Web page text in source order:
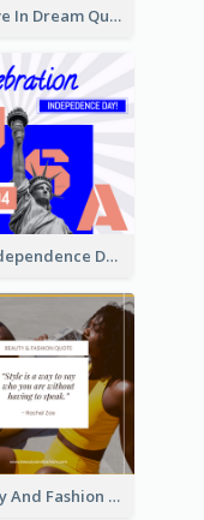
Believe In Dream Quote Instagram Post
US Independence Day Instagram Post
Beauty And Fashion Inspirational Quote Instagram Post